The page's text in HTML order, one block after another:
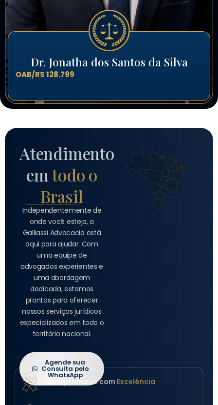
Dr. Jonatha dos Santos da Silva
OAB/RS 128.799
Atendimento
emtodo o
Brasil
Independentemente de
onde você esteja, a
Galliassi Advocacia está
aqui para ajudar. Com
uma equipe de
advogados experientes e
uma abordagem
dedicada, estamos
prontos para oferecer
nossos serviços jurídicos
especializados em todo o
território nacional.
Agende sua
Consulta pelo
WhatsApp
Compromisso com Excelência